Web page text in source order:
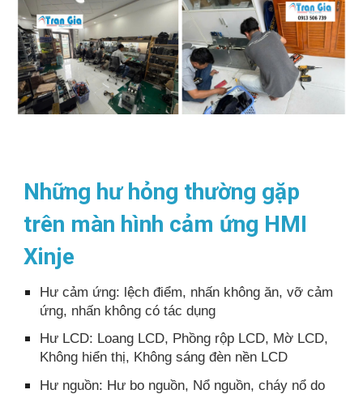
Những hư hỏng thường gặp
trên màn hình cảm ứng HMI
Xinje
Hư cảm ứng: lệch điểm, nhấn không ăn, vỡ cảm
ứng, nhấn không có tác dụng
Hư LCD: Loang LCD, Phồng rộp LCD, Mờ LCD,
Không hiển thị, Không sáng đèn nền LCD
Hư nguồn: Hư bo nguồn, Nổ nguồn, cháy nổ do